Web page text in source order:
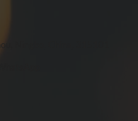
Ningbo, China, 315101